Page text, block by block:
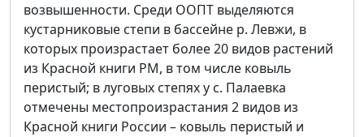
возвышенности. Среди ООПТ выделяются
кустарниковые степи в бассейне р. Левжи, в
которых произрастает более 20 видов растений
из Красной книги РМ, в том числе ковыль
перистый; в луговых степях у с. Палаевка
отмечены местопроизрастания 2 видов из
Красной книги России – ковыль перистый и